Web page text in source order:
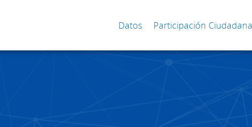
Datos Participación Ciudadana